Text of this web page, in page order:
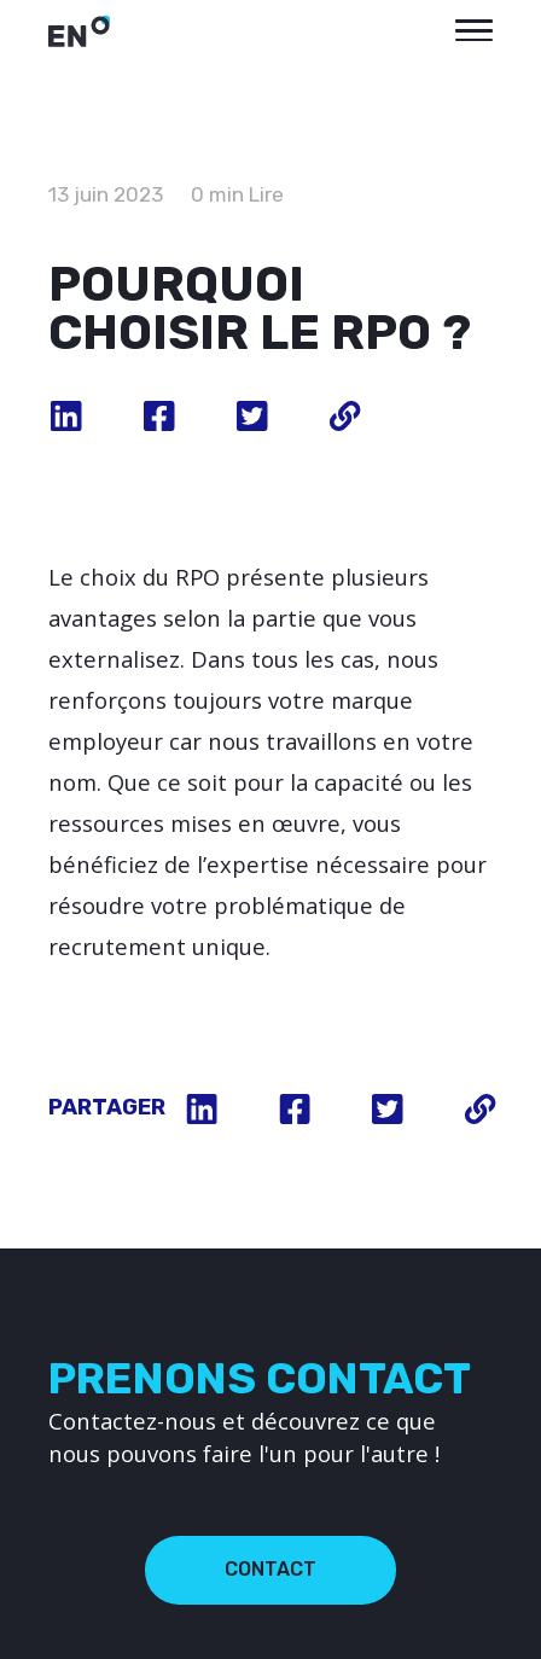
13 juin 2023 0 min Lire
POURQUOI
CHOISIR LE RPO ?
Le choix du RPO présente plusieurs
avantages selon la partie que vous
externalisez. Dans tous les cas, nous
renforçons toujours votre marque
employeur car nous travaillons en votre
nom. Que ce soit pour la capacité ou les
ressources mises en œuvre, vous
bénéficiez de l’expertise nécessaire pour
résoudre votre problématique de
recrutement unique.
PARTAGER
PRENONS CONTACT
Contactez-nous et découvrez ce que
nous pouvons faire l'un pour l'autre !
CONTACT